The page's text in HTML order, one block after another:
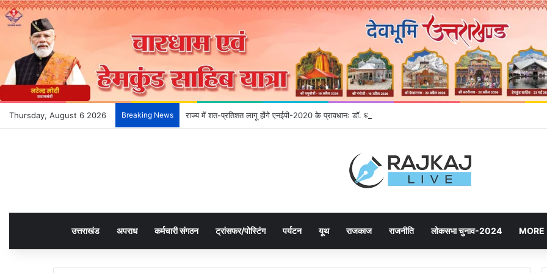
Thursday, August 6 2026 Breaking News राज्य में शत-प्रतिशत लागू होंगे एनईपी-2020 के प्रावधानः डाॅ. धन सिंह रावत
उत्तराखंड अपराध कर्मचारी संगठन ट्रांसफर/पोस्टिंग पर्यटन यूथ राजकाज राजनीति लोकसभा चुनाव-2024 MORE